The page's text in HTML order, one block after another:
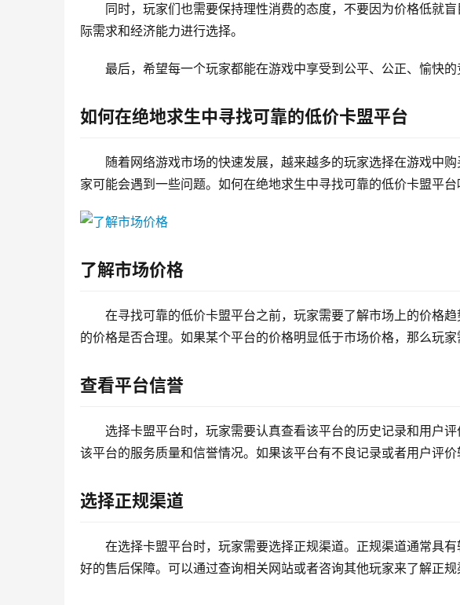
同时，玩家们也需要保持理性消费的态度，不要因为价格低就
际需求和经济能力进行选择。
最后，希望每一个玩家都能在游戏中享受到公平、公正、愉快的
如何在绝地求生中寻找可靠的低价卡盟平台
随着网络游戏市场的快速发展，越来越多的玩家选择在游戏中
家可能会遇到一些问题。如何在绝地求生中寻找可靠的低价卡盟平台
了解市场价格
在寻找可靠的低价卡盟平台之前，玩家需要了解市场上的价格
的价格是否合理。如果某个平台的价格明显低于市场价格，那么玩家
查看平台信誉
选择卡盟平台时，玩家需要认真查看该平台的历史记录和用户
该平台的服务质量和信誉情况。如果该平台有不良记录或者用户评价
选择正规渠道
在选择卡盟平台时，玩家需要选择正规渠道。正规渠道通常具
好的售后保障。可以通过查询相关网站或者咨询其他玩家来了解正规